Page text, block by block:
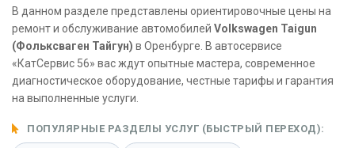
В данном разделе представлены ориентировочные цены на
ремонт и обслуживание автомобилей Volkswagen Taigun
(Фольксваген Тайгун) в Оренбурге. В автосервисе
«КатСервис 56» вас ждут опытные мастера, современное
диагностическое оборудование, честные тарифы и гарантия
на выполненные услуги.
ПОПУЛЯРНЫЕ РАЗДЕЛЫ УСЛУГ (БЫСТРЫЙ ПЕРЕХОД):